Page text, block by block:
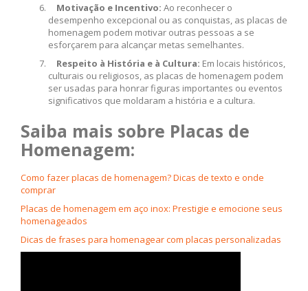
Motivação e Incentivo: Ao reconhecer o
desempenho excepcional ou as conquistas, as placas de
homenagem podem motivar outras pessoas a se
esforçarem para alcançar metas semelhantes.
Respeito à História e à Cultura: Em locais históricos,
culturais ou religiosos, as placas de homenagem podem
ser usadas para honrar figuras importantes ou eventos
significativos que moldaram a história e a cultura.
Saiba mais sobre Placas de
Homenagem:
Como fazer placas de homenagem? Dicas de texto e onde
comprar
Placas de homenagem em aço inox: Prestigie e emocione seus
homenageados
Dicas de frases para homenagear com placas personalizadas